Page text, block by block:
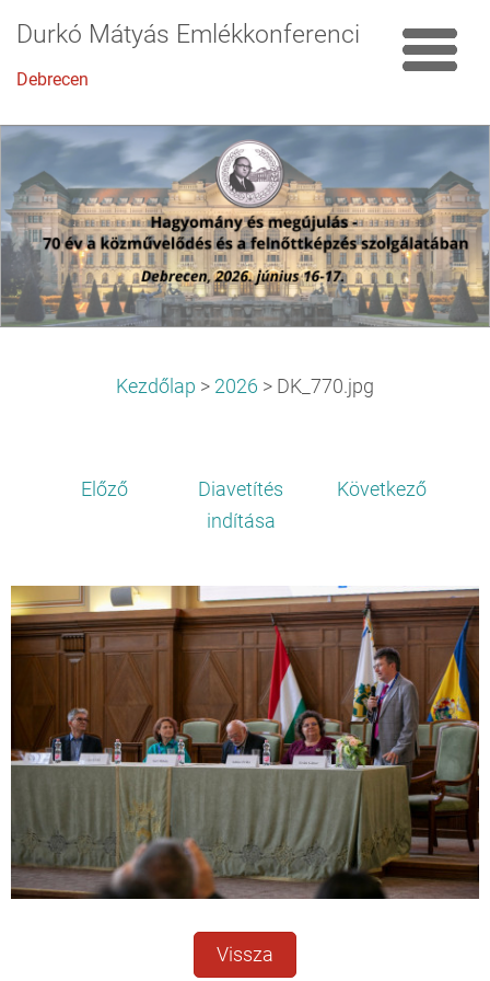
Durkó Mátyás Emlékkonferencia
Debrecen
Kezdőlap > 2026 > DK_770.jpg
Előző
Diavetítés
indítása
Következő
Vissza